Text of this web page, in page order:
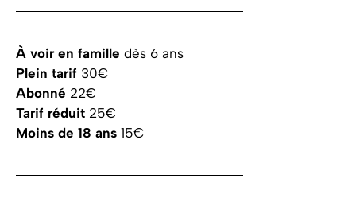
À voir en famille dès 6 ans
Plein tarif 30€
Abonné 22€
Tarif réduit 25€
Moins de 18 ans 15€